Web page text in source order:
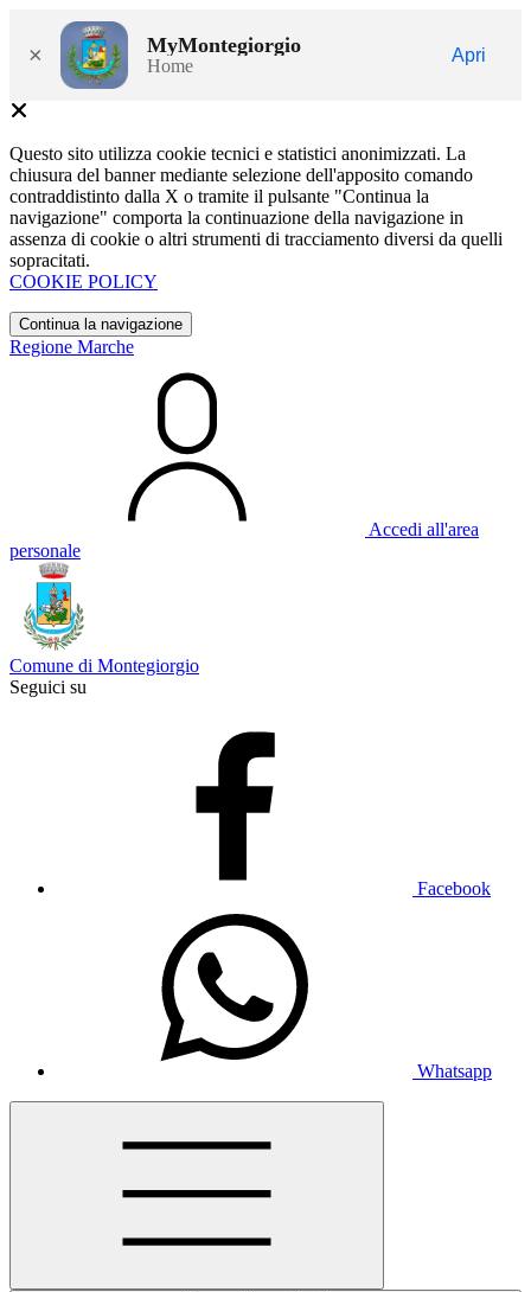
× MyMontegiorgio
Home
Apri
Questo sito utilizza cookie tecnici e statistici anonimizzati. La
chiusura del banner mediante selezione dell'apposito comando
contraddistinto dalla X o tramite il pulsante "Continua la
navigazione" comporta la continuazione della navigazione in
assenza di cookie o altri strumenti di tracciamento diversi da quelli
sopracitati.
COOKIE POLICY
Continua la navigazione
Regione Marche
Accedi all'area
personale
Comune di Montegiorgio
Seguici su
Facebook
Whatsapp